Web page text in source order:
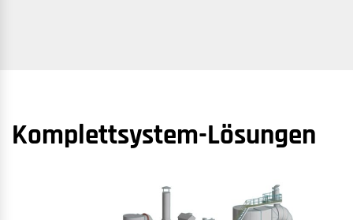
Komplettsystem-Lösungen